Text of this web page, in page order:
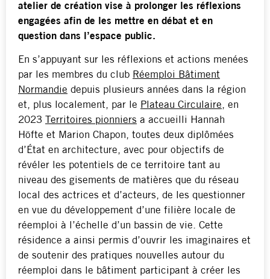
atelier de création vise à prolonger les réflexions
engagées afin de les mettre en débat et en
question dans l’espace public.
En s’appuyant sur les réflexions et actions menées
par les membres du club Réemploi Bâtiment
Normandie depuis plusieurs années dans la région
et, plus localement, par le Plateau Circulaire, en
2023
Territoires pionniers a accueilli Hannah
Höfte et Marion Chapon, toutes deux diplômées
d’État en architecture, avec pour objectifs de
révéler les potentiels de ce territoire tant au
niveau des gisements de matières que du réseau
local des actrices et d’acteurs, de les questionner
en vue du développement d’une filière locale de
réemploi à l’échelle d’un bassin de vie. Cette
résidence a ainsi permis d’ouvrir les imaginaires et
de soutenir des pratiques nouvelles autour du
réemploi dans le bâtiment participant à créer les